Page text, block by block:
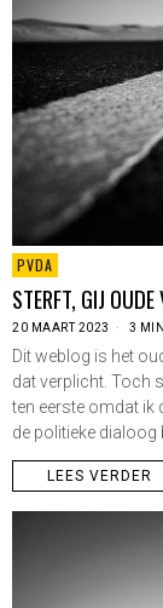
PVDA
STERFT, GIJ
20 MAART 2023 3
Dit weblog is het
dat verplicht. Toch
ten eerste omdat ik
de politieke dialoog
LEES VERDER